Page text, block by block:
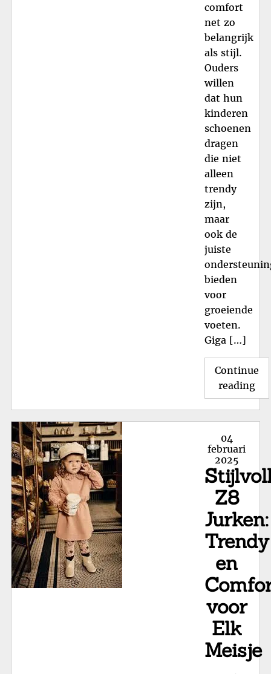
comfort
net zo
belangrijk
als stijl.
Ouders
willen
dat hun
kinderen
schoenen
dragen
die niet
alleen
trendy
zijn,
maar
ook de
juiste
bieden
voor
groeiende
voeten.
Giga […]
Continue
reading
de
Posted
on
04
februari
2025
Z8
Jurken:
Trendy
en
voor
Elk
Meisje